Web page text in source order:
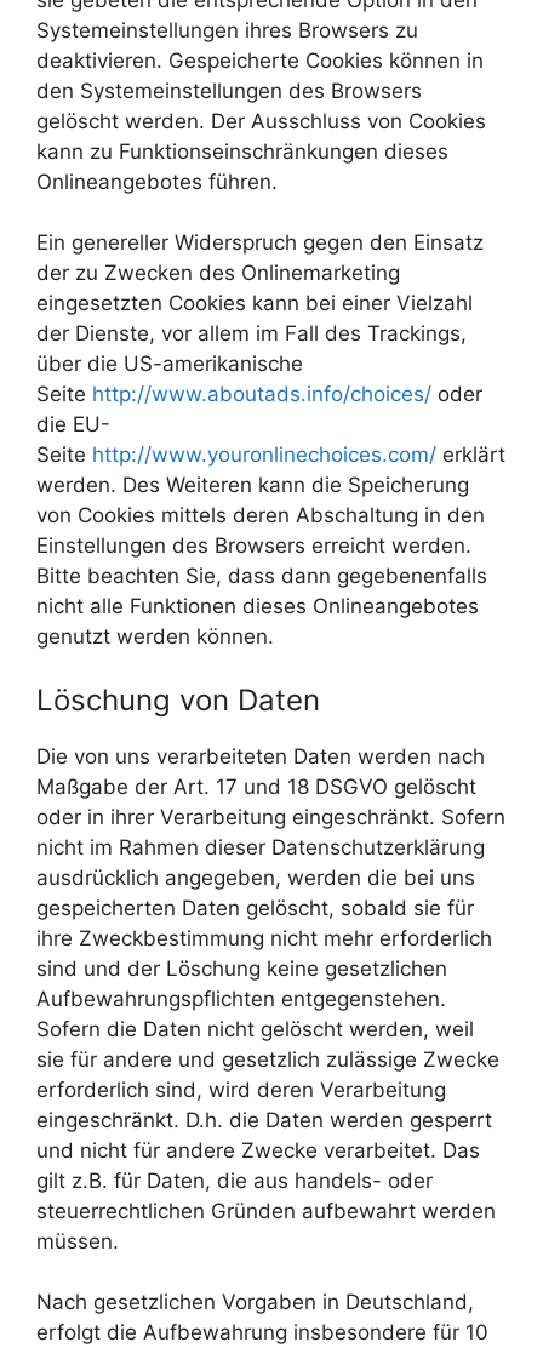
Systemeinstellungen ihres Browsers zu
deaktivieren. Gespeicherte Cookies können in
den Systemeinstellungen des Browsers
gelöscht werden. Der Ausschluss von Cookies
kann zu Funktionseinschränkungen dieses
Onlineangebotes führen.
Ein genereller Widerspruch gegen den Einsatz
der zu Zwecken des Onlinemarketing
eingesetzten Cookies kann bei einer Vielzahl
der Dienste, vor allem im Fall des Trackings,
über die US-amerikanische
Seite http://www.aboutads.info/choices/ oder
die EU-
Seite http://www.youronlinechoices.com/ erklärt
werden. Des Weiteren kann die Speicherung
von Cookies mittels deren Abschaltung in den
Einstellungen des Browsers erreicht werden.
Bitte beachten Sie, dass dann gegebenenfalls
nicht alle Funktionen dieses Onlineangebotes
genutzt werden können.
Löschung von Daten
Die von uns verarbeiteten Daten werden nach
Maßgabe der Art. 17 und 18 DSGVO gelöscht
oder in ihrer Verarbeitung eingeschränkt. Sofern
nicht im Rahmen dieser Datenschutzerklärung
ausdrücklich angegeben, werden die bei uns
gespeicherten Daten gelöscht, sobald sie für
ihre Zweckbestimmung nicht mehr erforderlich
sind und der Löschung keine gesetzlichen
Aufbewahrungspflichten entgegenstehen.
Sofern die Daten nicht gelöscht werden, weil
sie für andere und gesetzlich zulässige Zwecke
erforderlich sind, wird deren Verarbeitung
eingeschränkt. D.h. die Daten werden gesperrt
und nicht für andere Zwecke verarbeitet. Das
gilt z.B. für Daten, die aus handels- oder
steuerrechtlichen Gründen aufbewahrt werden
müssen.
Nach gesetzlichen Vorgaben in Deutschland,
erfolgt die Aufbewahrung insbesondere für 10